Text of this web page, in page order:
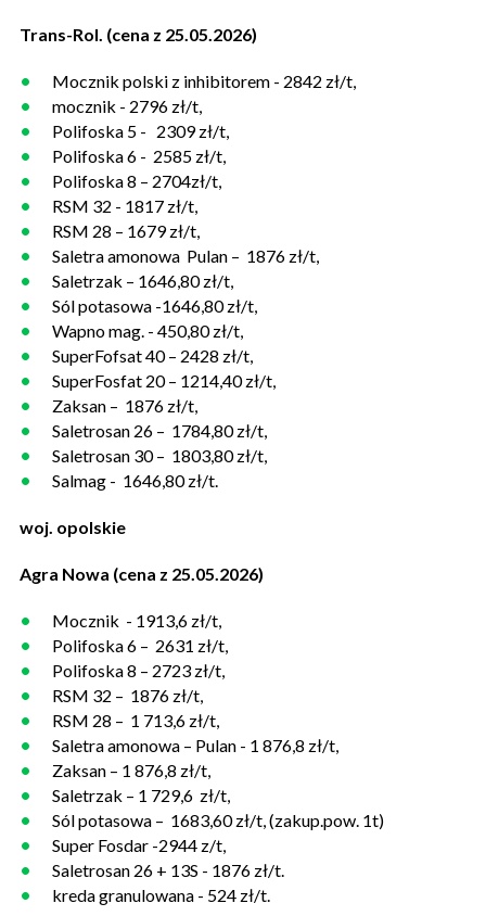
Trans-Rol. (cena z 25.05.2026)
Mocznik polski z inhibitorem - 2842 zł/t,
mocznik - 2796 zł/t,
Polifoska 5 - 2309 zł/t,
Polifoska 6 - 2585 zł/t,
Polifoska 8 – 2704zł/t,
RSM 32 - 1817 zł/t,
RSM 28 – 1679 zł/t,
Saletra amonowa Pulan – 1876 zł/t,
Saletrzak – 1646,80 zł/t,
Sól potasowa -1646,80 zł/t,
Wapno mag. - 450,80 zł/t,
SuperFofsat 40 – 2428 zł/t,
SuperFosfat 20 – 1214,40 zł/t,
Zaksan – 1876 zł/t,
Saletrosan 26 – 1784,80 zł/t,
Saletrosan 30 – 1803,80 zł/t,
Salmag - 1646,80 zł/t.
woj. opolskie
Agra Nowa (cena z 25.05.2026)
Mocznik - 1913,6 zł/t,
Polifoska 6 – 2631 zł/t,
Polifoska 8 – 2723 zł/t,
RSM 32 – 1876 zł/t,
RSM 28 – 1 713,6 zł/t,
Saletra amonowa – Pulan - 1 876,8 zł/t,
Zaksan – 1 876,8 zł/t,
Saletrzak – 1 729,6 zł/t,
Sól potasowa – 1683,60 zł/t, (zakup.pow. 1t)
Super Fosdar -2944 z/t,
Saletrosan 26 + 13S - 1876 zł/t.
kreda granulowana - 524 zł/t.